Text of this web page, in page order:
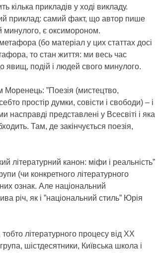
кілька прикладів у ході викладу.
приклад: самий факт, що автор пише
минулого, є оксимороном.
(бо матеріал у цих статтах досі
то стан життя: ми весь час
подій і людей свого минулого.
Моренець: ”Поезія (мистецтво,
простір думки, совісти і свободи) – і
насправді представлені у Всесвіті і яка
Там, де закінчується поезія,
літературний канон: міфи і реальність”
(чи конкретного літературного
ознак. Але національний
річ, як і ”національний стиль” Юрія
літературного процесу від ХХ
шістдесятники, Київська школа і